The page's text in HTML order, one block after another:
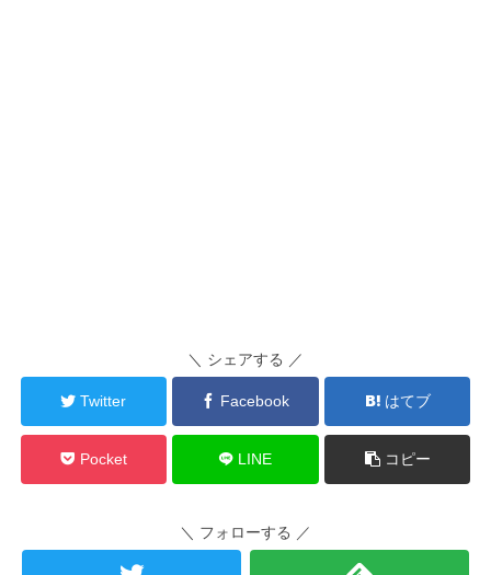
＼ シェアする ／
Twitter Facebook はてブ
Pocket LINE コピー
＼ フォローする ／